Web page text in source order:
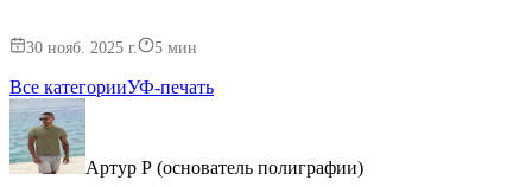
30 нояб. 2025 г. 5 мин
Все категорииУФ-печать
Артур Р (основатель полиграфии)